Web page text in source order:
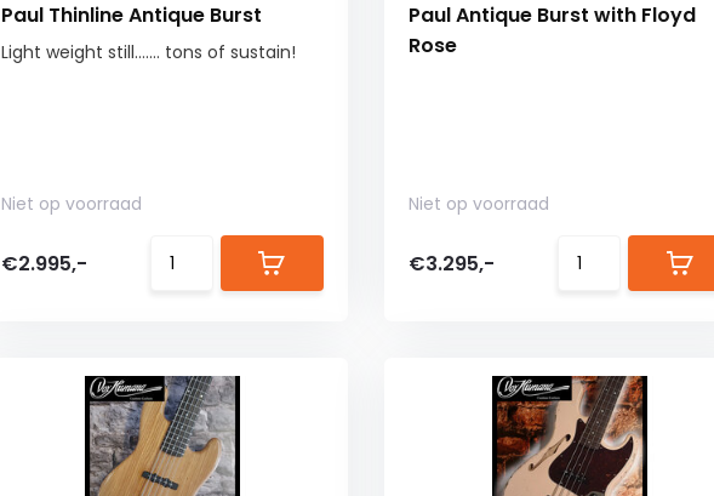
Paul Thinline Antique Burst
Light weight still....... tons of sustain!
Niet op voorraad
€2.995,-
Paul Antique Burst with Floyd
Rose
Niet op voorraad
€3.295,-